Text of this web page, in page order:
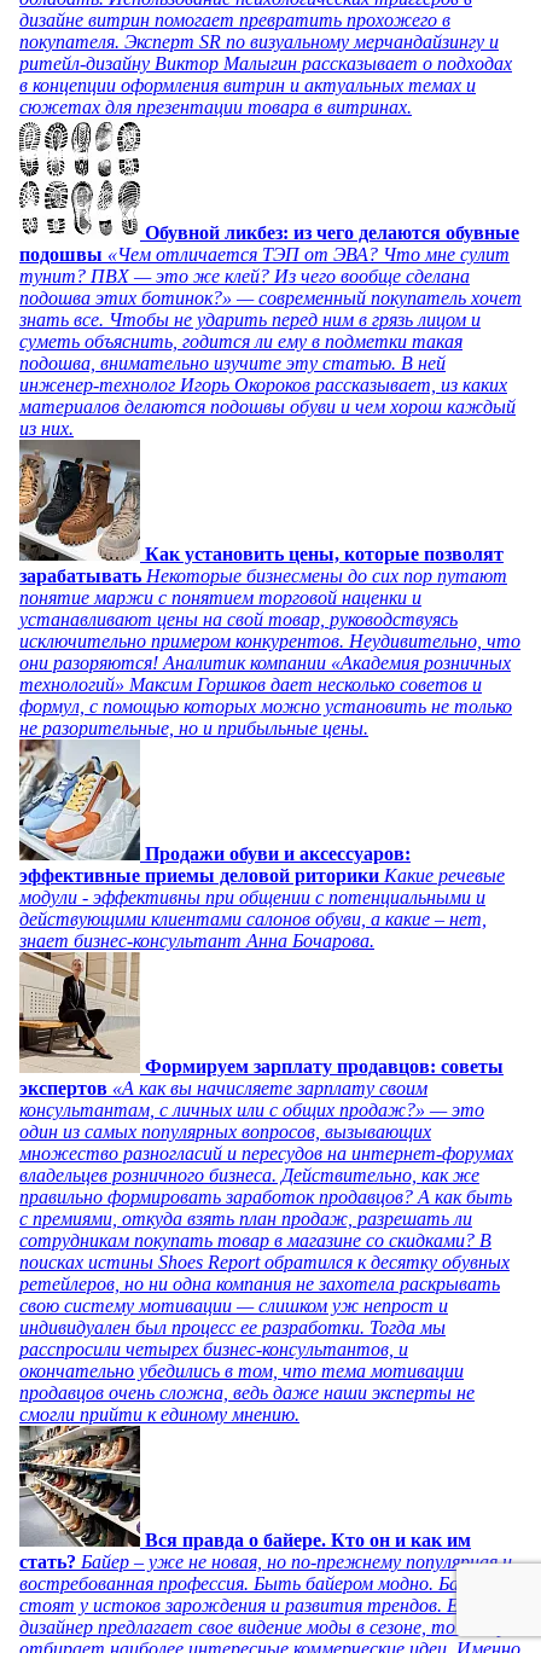
дизайне витрин помогает превратить прохожего в
покупателя. Эксперт SR по визуальному мерчандайзингу и
ритейл-дизайну Виктор Малыгин рассказывает о подходах
в концепции оформления витрин и актуальных темах и
сюжетах для презентации товара в витринах.
Обувной ликбез: из чего делаются обувные
подошвы «Чем отличается ТЭП от ЭВА? Что мне сулит
тунит? ПВХ — это же клей? Из чего вообще сделана
подошва этих ботинок?» — современный покупатель хочет
знать все. Чтобы не ударить перед ним в грязь лицом и
суметь объяснить, годится ли ему в подметки такая
подошва, внимательно изучите эту статью. В ней
инженер-технолог Игорь Окороков рассказывает, из каких
материалов делаются подошвы обуви и чем хорош каждый
из них.
Как установить цены, которые позволят
зарабатывать Некоторые бизнесмены до сих пор путают
понятие маржи с понятием торговой наценки и
устанавливают цены на свой товар, руководствуясь
исключительно примером конкурентов. Неудивительно, что
они разоряются! Аналитик компании «Академия розничных
технологий» Максим Горшков дает несколько советов и
формул, с помощью которых можно установить не только
не разорительные, но и прибыльные цены.
Продажи обуви и аксессуаров:
эффективные приемы деловой риторики Какие речевые
модули - эффективны при общении с потенциальными и
действующими клиентами салонов обуви, а какие – нет,
знает бизнес-консультант Анна Бочарова.
Формируем зарплату продавцов: советы
экспертов «А как вы начисляете зарплату своим
консультантам, с личных или с общих продаж?» — это
один из самых популярных вопросов, вызывающих
множество разногласий и пересудов на интернет-форумах
владельцев розничного бизнеса. Действительно, как же
правильно формировать заработок продавцов? А как быть
с премиями, откуда взять план продаж, разрешать ли
сотрудникам покупать товар в магазине со скидками? В
поисках истины Shoes Report обратился к десятку обувных
ретейлеров, но ни одна компания не захотела раскрывать
свою систему мотивации — слишком уж непрост и
индивидуален был процесс ее разработки. Тогда мы
расспросили четырех бизнес-консультантов, и
окончательно убедились в том, что тема мотивации
продавцов очень сложна, ведь даже наши эксперты не
смогли прийти к единому мнению.
Вся правда о байере. Кто он и как им
стать? Байер – уже не новая, но по-прежнему популярная и
востребованная профессия. Быть байером модно. Байеры
стоят у истоков зарождения и развития трендов. Если
дизайнер предлагает свое видение моды в сезоне, то байер
отбирает наиболее интересные коммерческие идеи. Именно